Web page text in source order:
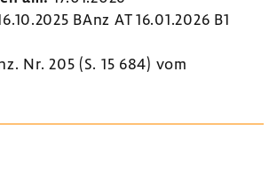
BAnz AT 16.01.2026 B1
Nr. 205 (S. 15 684) vom